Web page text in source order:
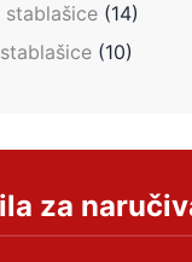
stablašice (14)
(10)
za